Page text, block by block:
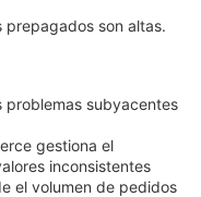
prepagados son altas.
problemas subyacentes
gestiona el
inconsistentes
el volumen de pedidos